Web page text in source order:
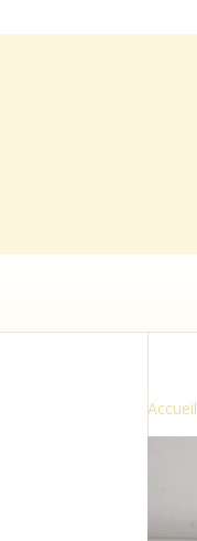
Accueil